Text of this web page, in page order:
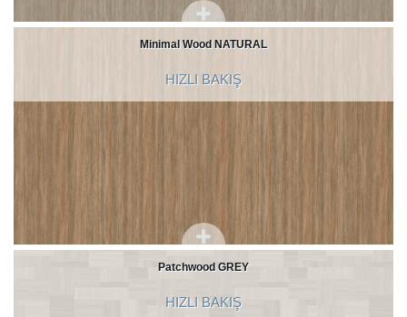
Minimal Wood NATURAL
HIZLI BAKIŞ
Patchwood GREY
HIZLI BAKIŞ